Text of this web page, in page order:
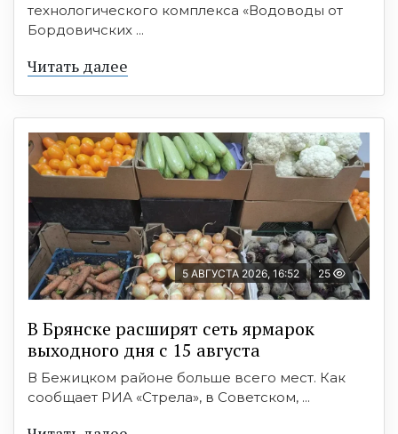
технологического комплекса «Водоводы от
Бордовичских ...
Читать далее
5 АВГУСТА 2026, 16:52 25
В Брянске расширят сеть ярмарок
выходного дня с 15 августа
В Бежицком районе больше всего мест. Как
сообщает РИА «Стрела», в Советском, ...